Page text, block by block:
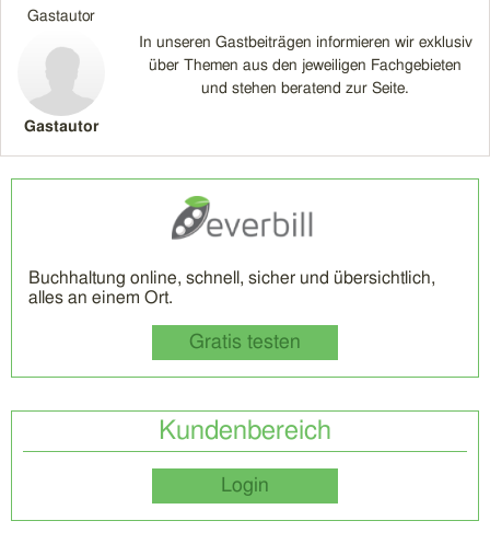
Gastautor
Gastautor
In unseren Gastbeiträgen informieren wir exklusiv
über Themen aus den jeweiligen Fachgebieten
und stehen beratend zur Seite.
Buchhaltung online, schnell, sicher und übersichtlich,
alles an einem Ort.
Gratis testen
Kundenbereich
Login